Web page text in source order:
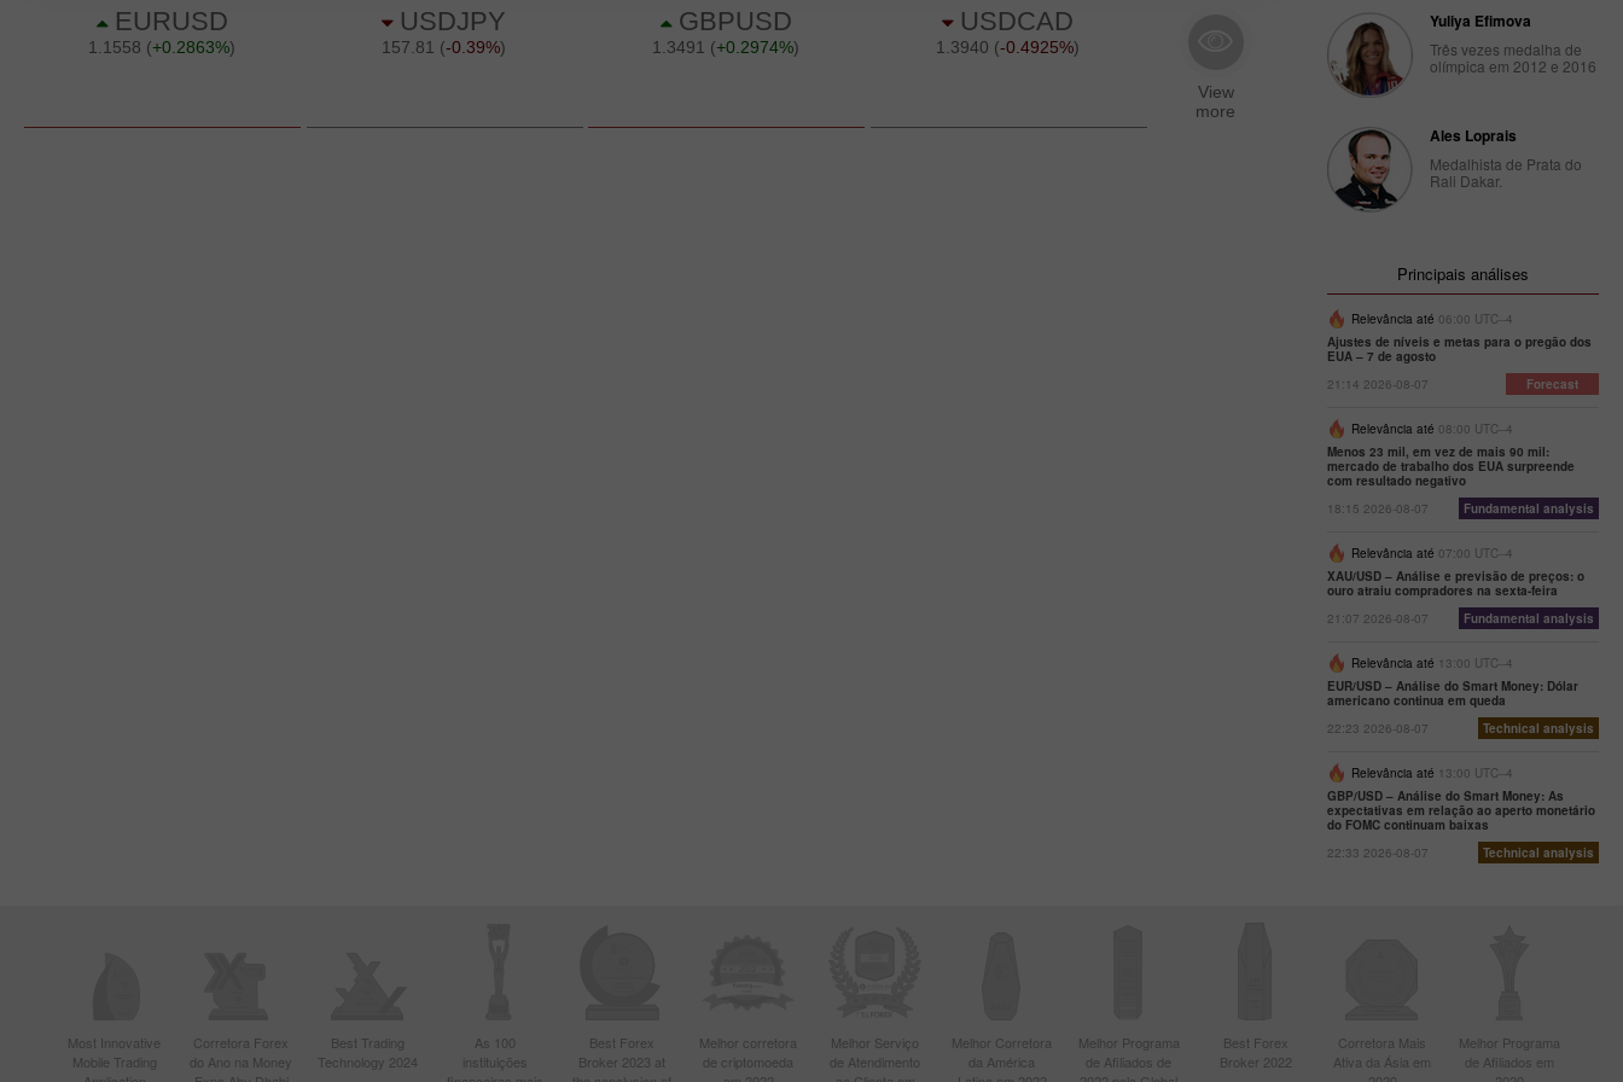
Yuliya Efimova
Três vezes medalha de
olímpica em 2012 e 2016
Ales Loprais
Medalhista de Prata do
Rali Dakar.
Principais análises
Relevância até 06:00 UTC--4
Ajustes de níveis e metas para o pregão dos
EUA – 7 de agosto
21:14 2026-08-07
Forecast
Relevância até 08:00 UTC--4
Menos 23 mil, em vez de mais 90 mil:
mercado de trabalho dos EUA surpreende
com resultado negativo
18:15 2026-08-07
Fundamental analysis
Relevância até 07:00 UTC--4
XAU/USD – Análise e previsão de preços: o
ouro atraiu compradores na sexta-feira
21:07 2026-08-07
Fundamental analysis
Relevância até 13:00 UTC--4
EUR/USD – Análise do Smart Money: Dólar
americano continua em queda
22:23 2026-08-07
Technical analysis
Relevância até 13:00 UTC--4
GBP/USD – Análise do Smart Money: As
expectativas em relação ao aperto monetário
do FOMC continuam baixas
22:33 2026-08-07
Technical analysis
Most Innovative
Mobile Trading
Corretora Forex
do Ano na Money
Best Trading
Technology 2024
As 100
instituições
Best Forex
Broker 2023 at
Melhor corretora
de criptomoeda
Melhor Serviço
de Atendimento
Melhor Corretora
da América
Melhor Programa
de Afiliados de
Best Forex
Broker 2022
Corretora Mais
Ativa da Ásia em
Melhor Programa
de Afiliados em